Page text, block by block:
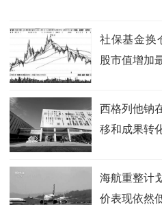
社保基金换
股市值增加
西格列他钠
移和成果转
海航重整计
价表现依然